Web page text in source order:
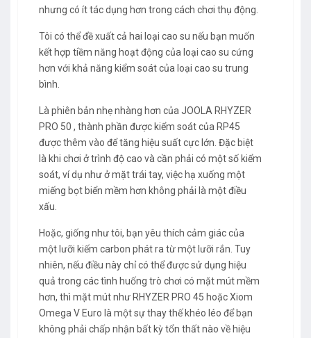
nhưng có ít tác dụng hơn trong cách chơi thụ động.
Tôi có thể đề xuất cả hai loại cao su nếu bạn muốn
kết hợp tiềm năng hoạt động của loại cao su cứng
hơn với khả năng kiểm soát của loại cao su trung
bình.
Là phiên bản nhẹ nhàng hơn của JOOLA RHYZER
PRO 50 , thành phần được kiểm soát của RP45
được thêm vào để tăng hiệu suất cực lớn. Đặc biệt
là khi chơi ở trình độ cao và cần phải có một số kiểm
soát, ví dụ như ở mặt trái tay, việc hạ xuống một
miếng bọt biển mềm hơn không phải là một điều
xấu.
Hoặc, giống như tôi, bạn yêu thích cảm giác của
một lưỡi kiếm carbon phát ra từ một lưỡi rắn. Tuy
nhiên, nếu điều này chỉ có thể được sử dụng hiệu
quả trong các tình huống trò chơi có mặt mút mềm
hơn, thì mặt mút như RHYZER PRO 45 hoặc Xiom
Omega V Euro là một sự thay thế khéo léo để bạn
không phải chấp nhận bất kỳ tổn thất nào về hiệu